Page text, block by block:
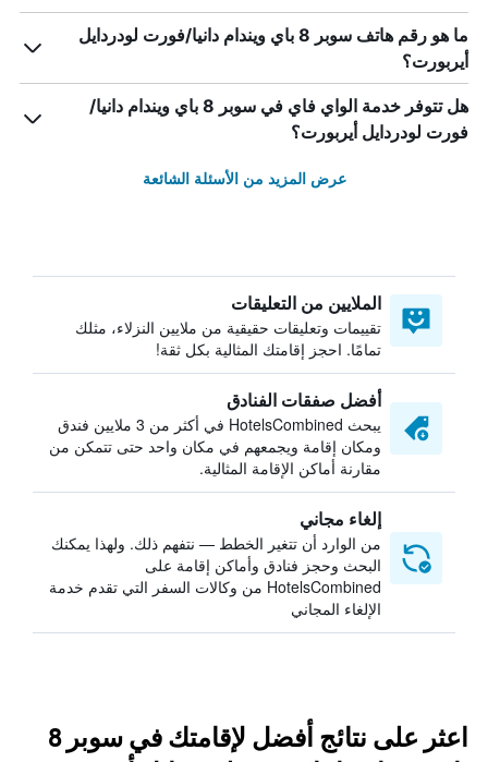
ما هو رقم هاتف سوبر 8 باي ويندام دانيا/فورت لودردايل
أيربورت؟
هل تتوفر خدمة الواي فاي في سوبر 8 باي ويندام دانيا/
فورت لودردايل أيربورت؟
عرض المزيد من الأسئلة الشائعة
الملايين من التعليقات
تقييمات وتعليقات حقيقية من ملايين النزلاء، مثلك
تمامًا. احجز إقامتك المثالية بكل ثقة!
أفضل صفقات الفنادق
يبحث HotelsCombined في أكثر من 3 ملايين فندق
ومكان إقامة ويجمعهم في مكان واحد حتى تتمكن من
مقارنة أماكن الإقامة المثالية.
إلغاء مجاني
من الوارد أن تتغير الخطط — نتفهم ذلك. ولهذا يمكنك
البحث وحجز فنادق وأماكن إقامة على
HotelsCombined من وكالات السفر التي تقدم خدمة
الإلغاء المجاني
اعثر على نتائج أفضل لإقامتك في سوبر 8